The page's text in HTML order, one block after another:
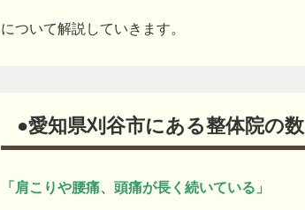
について解説していきます。
●愛知県刈谷市にある整体院の数
「肩こりや腰痛、頭痛が長く続いている」